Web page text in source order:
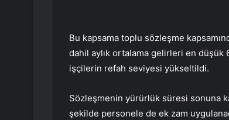
Bu kapsama toplu sözleşme
dahil aylık ortalama gelirleri en düşük
işçilerin refah seviyesi yükseltildi.
Sözleşmenin yürürlük süresi sonuna
şekilde personele de ek zam